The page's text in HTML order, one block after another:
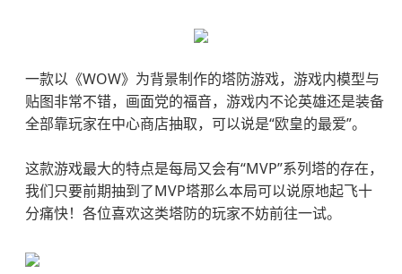
一款以《WOW》为背景制作的塔防游戏，游戏内模型与
贴图非常不错，画面党的福音，游戏内不论英雄还是装备
全部靠玩家在中心商店抽取，可以说是“欧皇的最爱”。
这款游戏最大的特点是每局又会有“MVP”系列塔的存在，
我们只要前期抽到了MVP塔那么本局可以说原地起飞十
分痛快！各位喜欢这类塔防的玩家不妨前往一试。